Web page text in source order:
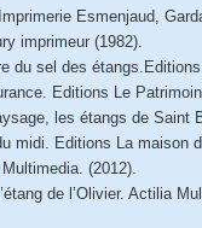
Esmenjaud,
imprimeur (1982).
du sel des
Editions Le
les étangs de
midi. Editions La maison
(2012).
de l’Olivier. Actilia